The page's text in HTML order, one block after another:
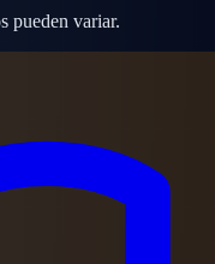
pueden variar.